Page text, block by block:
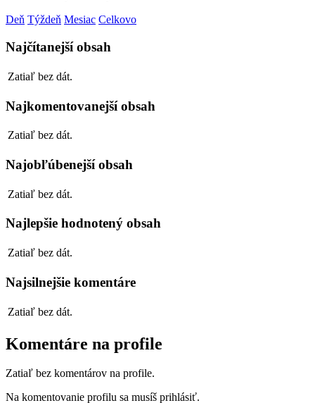
Deň Týždeň Mesiac Celkovo
Najčítanejší obsah
Zatiaľ bez dát.
Najkomentovanejší obsah
Zatiaľ bez dát.
Najobľúbenejší obsah
Zatiaľ bez dát.
Najlepšie hodnotený obsah
Zatiaľ bez dát.
Najsilnejšie komentáre
Zatiaľ bez dát.
Komentáre na profile
Zatiaľ bez komentárov na profile.
Na komentovanie profilu sa musíš prihlásiť.